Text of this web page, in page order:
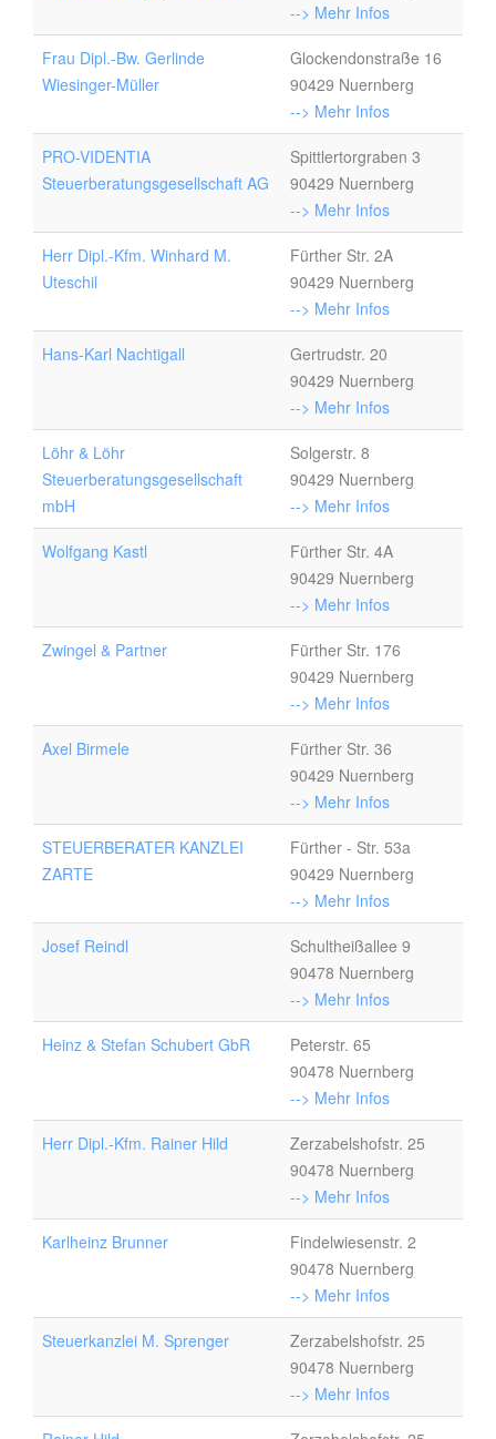
--> Mehr Infos
Frau Dipl.-Bw. Gerlinde
Wiesinger-Müller
Glockendonstraße 16
90429 Nuernberg
--> Mehr Infos
PRO-VIDENTIA
Steuerberatungsgesellschaft AG
Spittlertorgraben 3
90429 Nuernberg
--> Mehr Infos
Herr Dipl.-Kfm. Winhard M.
Uteschil
Fürther Str. 2A
90429 Nuernberg
--> Mehr Infos
Hans-Karl Nachtigall
Gertrudstr. 20
90429 Nuernberg
--> Mehr Infos
Löhr & Löhr
Steuerberatungsgesellschaft
mbH
Solgerstr. 8
90429 Nuernberg
--> Mehr Infos
Wolfgang Kastl
Fürther Str. 4A
90429 Nuernberg
--> Mehr Infos
Zwingel & Partner
Fürther Str. 176
90429 Nuernberg
--> Mehr Infos
Axel Birmele
Fürther Str. 36
90429 Nuernberg
--> Mehr Infos
STEUERBERATER KANZLEI
ZARTE
Fürther - Str. 53a
90429 Nuernberg
--> Mehr Infos
Josef Reindl
Schultheißallee 9
90478 Nuernberg
--> Mehr Infos
Heinz & Stefan Schubert GbR
Peterstr. 65
90478 Nuernberg
--> Mehr Infos
Herr Dipl.-Kfm. Rainer Hild
Zerzabelshofstr. 25
90478 Nuernberg
--> Mehr Infos
Karlheinz Brunner
Findelwiesenstr. 2
90478 Nuernberg
--> Mehr Infos
Steuerkanzlei M. Sprenger
Zerzabelshofstr. 25
90478 Nuernberg
--> Mehr Infos